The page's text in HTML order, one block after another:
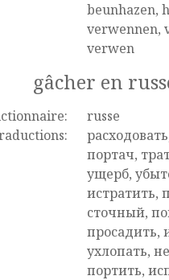
beunhazen,
verwennen,
verwen
gâcher en
russe
портач,
ущерб,
истратить,
сточный,
просадить,
ухлопать,
портить,